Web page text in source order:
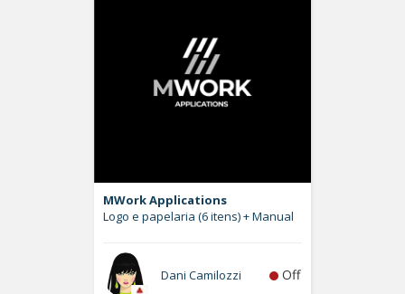
MWork Applications
Logo e papelaria (6 itens) + Manual
Dani Camilozzi Off